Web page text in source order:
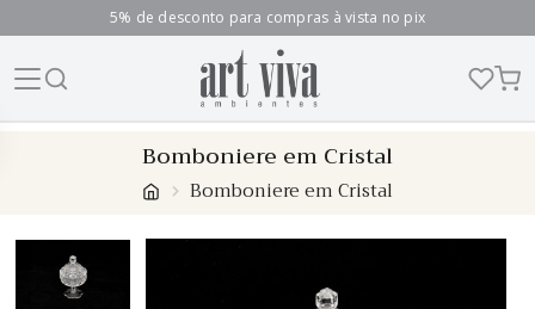
5% de desconto para compras à vista no pix
Bomboniere em Cristal
Bomboniere em Cristal